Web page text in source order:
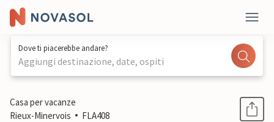
Dove ti piacerebbe andare?
Aggiungi destinazione, date, ospiti
1 / 33
Casa per vacanze
Rieux-Minervois
FLA408